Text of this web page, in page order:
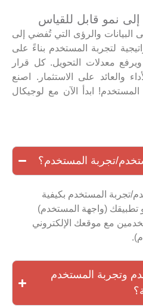
نمو قابل للقياس
البيانات والرؤى التي تُفضي إلى
لتجربة المستخدم بناءً على
ويرفع معدلات التحويل. كل قرار
والعائد على الاستثمار. اصنع
ابدأ الآن مع لوجيكال
تجربة المستخدم؟
تجربة المستخدم بكيفية
تطبيقك (واجهة المستخدم)
مع موقعك الإلكتروني
وتجربة المستخدم